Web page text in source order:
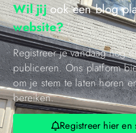
Wil jijook een blog
website?
Registreer je vandaag nog
publiceren. Ons platform
om je stem te laten horen
bereiken.
Registreer hier